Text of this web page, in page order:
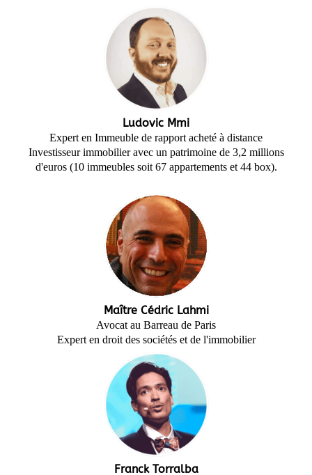
Ludovic Mmi
Expert en Immeuble de rapport acheté à distance
Investisseur immobilier avec un patrimoine de 3,2 millions
d'euros (10 immeubles soit 67 appartements et 44 box).
Maître Cédric Lahmi
Avocat au Barreau de Paris
Expert en droit des sociétés et de l'immobilier
Franck Torralba